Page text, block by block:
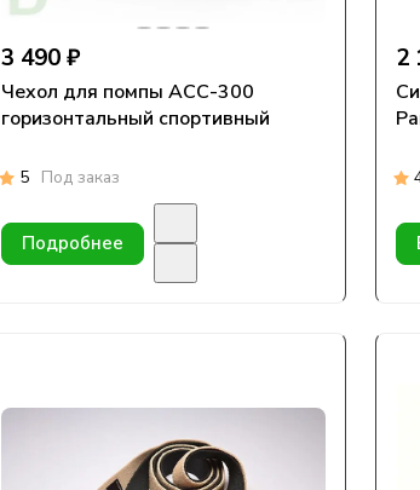
3 490 ₽
Чехол для помпы АСС-300
горизонтальный спортивный
5 Под заказ
Подробнее
2